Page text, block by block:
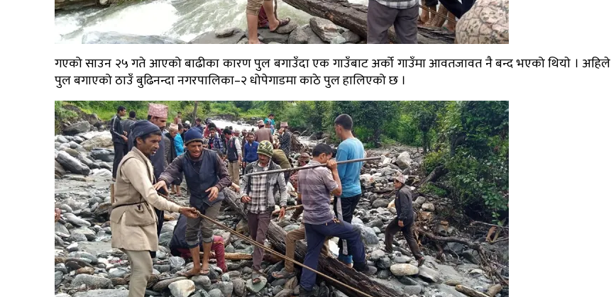
गएको साउन २५ गते आएको बाढीका कारण पुल बगाउँदा एक गाउँबाट अर्को गाउँमा आवतजावत नै बन्द भएको थियाे । अहिले
पुल बगाएको ठाउँ बुढिनन्दा नगरपालिका–२ धोपेगाडमा काठे पुल हालिएको छ ।